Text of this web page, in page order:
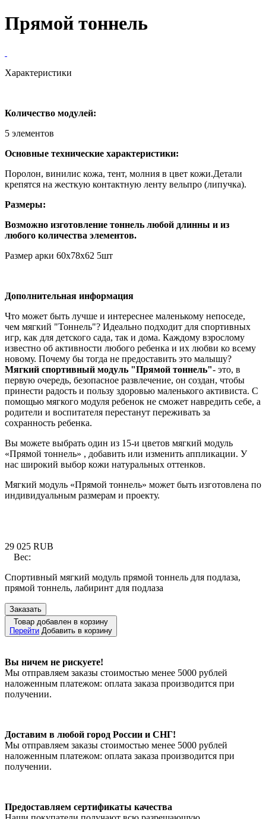
Прямой тоннель
Характеристики
Количество модулей:
5 элементов
Основные технические характеристики:
Поролон, винилис кожа, тент, молния в цвет кожи.Детали
крепятся на жесткую контактную ленту вельпро (липучка).
Размеры:
Возможно изготовление тоннель любой длинны и из
любого количества элементов.
Размер арки 60х78х62 5шт
Дополнительная информация
Что может быть лучше и интереснее маленькому непоседе,
чем мягкий "Тоннель"? Идеально подходит для спортивных
игр, как для детского сада, так и дома. Каждому взрослому
известно об активности любого ребенка и их любви ко всему
новому. Почему бы тогда не предоставить это малышу?
Мягкий спортивный модуль "Прямой тоннель"- это, в
первую очередь, безопасное развлечение, он создан, чтобы
принести радость и пользу здоровью маленького активиста. С
помощью мягкого модуля ребенок не сможет навредить себе, а
родители и воспитателя перестанут переживать за
сохранность ребенка.
Вы можете выбрать один из 15-и цветов мягкий модуль
«Прямой тоннель» , добавить или изменить аппликации. У
нас широкий выбор кожи натуральных оттенков.
Мягкий модуль «Прямой тоннель» может быть изготовлена по
индивидуальным размерам и проекту.
29 025 RUB
Вес:
Спортивный мягкий модуль прямой тоннель для подлаза,
прямой тоннель, лабиринт для подлаза
Заказать
Товар добавлен в корзину
Перейти Добавить в корзину
Вы ничем не рискуете!
Мы отправляем заказы стоимостью менее 5000 рублей
наложенным платежом: оплата заказа производится при
получении.
Доставим в любой город России и СНГ!
Мы отправляем заказы стоимостью менее 5000 рублей
наложенным платежом: оплата заказа производится при
получении.
Предоставляем сертификаты качества